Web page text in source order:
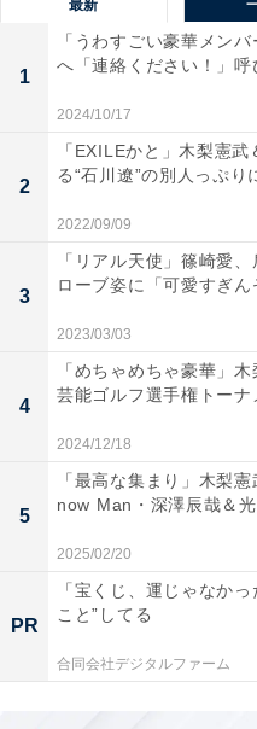
最新
1
「うわすごい豪華メン
へ「連絡ください！」
2024/10/17
2
「EXILEかと」木梨憲
る“石川遼”の別人っぷ
2022/09/09
3
「リアル天使」篠崎愛
ローブ姿に「可愛すぎ
2023/03/03
4
「めちゃめちゃ豪華」
芸能ゴルフ選手権トー
2024/12/18
5
「最高な集まり」木梨
now Man・深澤辰哉＆
2025/02/20
PR
「宝くじ、運じゃなか
こと”してる
合同会社デジタルファーム